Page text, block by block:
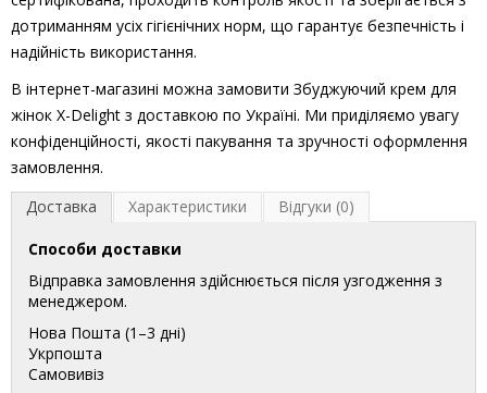
дотриманням усіх гігієнічних норм, що гарантує безпечність і
надійність використання.
В інтернет-магазині можна замовити Збуджуючий крем для
жінок X-Delight з доставкою по Україні. Ми приділяємо увагу
конфіденційності, якості пакування та зручності оформлення
замовлення.
Доставка
Характеристики Відгуки (0)
Способи доставки
Відправка замовлення здійснюється після узгодження з
менеджером.
Нова Пошта (1–3 дні)
Укрпошта
Самовивіз